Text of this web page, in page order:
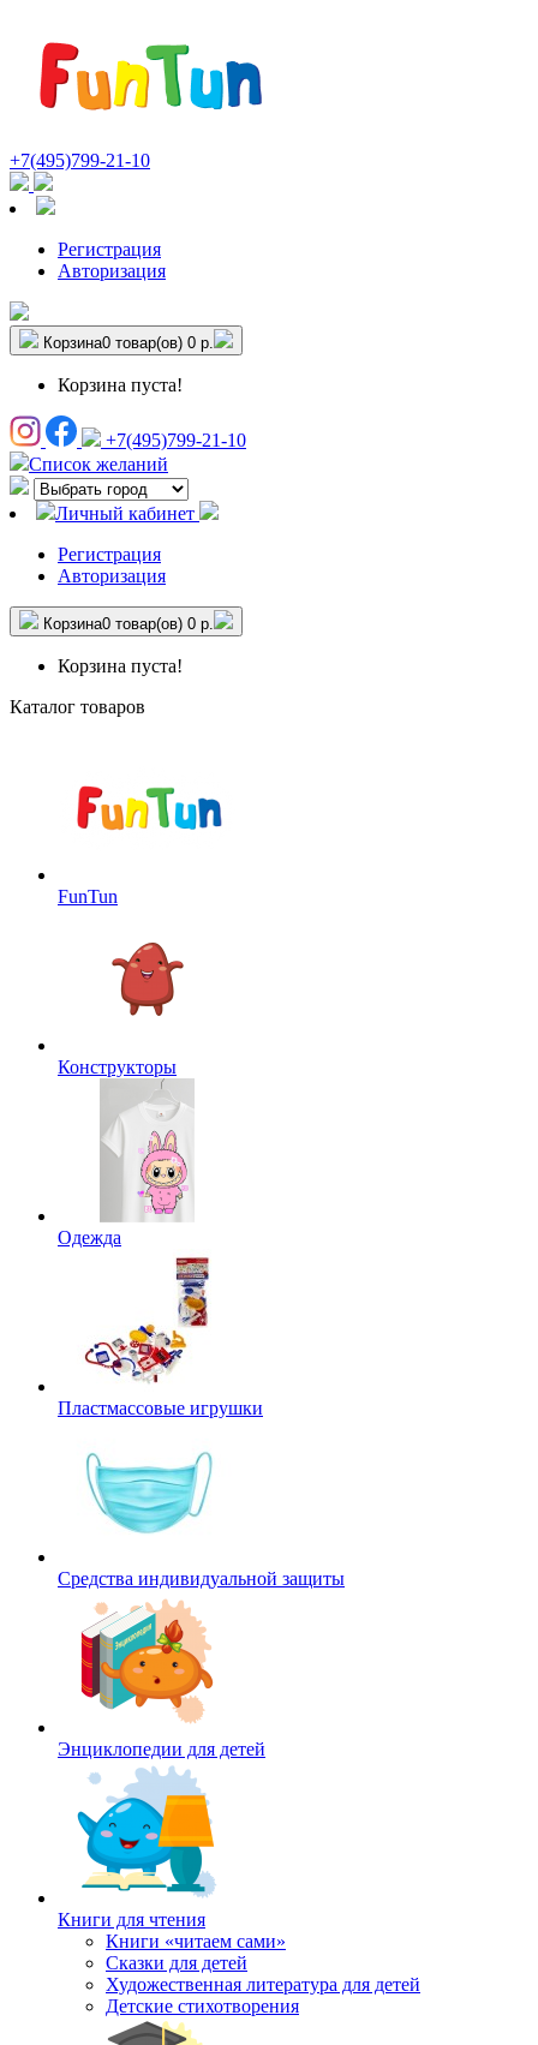
+7(495)799-21-10
Регистрация
Авторизация
Корзина0 товар(ов) 0 р.
Корзина пуста!
+7(495)799-21-10
Список желаний
Личный кабинет
Регистрация
Авторизация
Корзина0 товар(ов) 0 р.
Корзина пуста!
Каталог товаров
FunTun
Конструкторы
Одежда
Пластмассовые игрушки
Средства индивидуальной защиты
Энциклопедии для детей
Книги для чтения
Книги «читаем сами»
Сказки для детей
Художественная литература для детей
Детские стихотворения